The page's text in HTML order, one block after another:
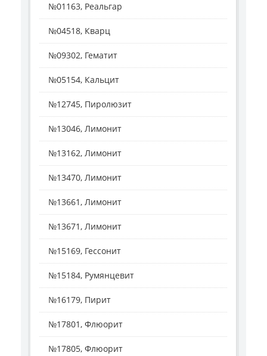
№01163, Реальгар
№04518, Кварц
№09302, Гематит
№05154, Кальцит
№12745, Пиролюзит
№13046, Лимонит
№13162, Лимонит
№13470, Лимонит
№13661, Лимонит
№13671, Лимонит
№15169, Гессонит
№15184, Румянцевит
№16179, Пирит
№17801, Флюорит
№17805, Флюорит